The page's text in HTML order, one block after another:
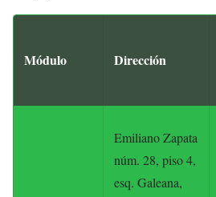
Módulo Dirección
Emiliano Zapata
núm. 28, piso 4,
esq. Galeana,